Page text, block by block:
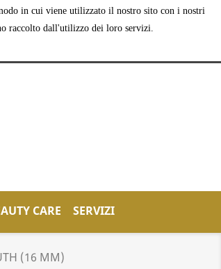
in cui viene utilizzato il nostro sito con i nostri
raccolto dall'utilizzo dei loro servizi.
 Accedi shopping_cart Carrello(0)
CARE SERVIZI
(16 MM)